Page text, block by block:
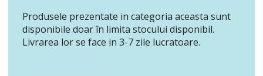
Produsele prezentate in categoria aceasta sunt
disponibile doar în limita stocului disponibil.
Livrarea lor se face in 3-7 zile lucratoare.